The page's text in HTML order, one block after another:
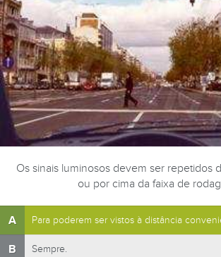
Os sinais luminosos devem ser repetidos
ou por cima da faixa de
A Para poderem ser vistos à distância
B Sempre.